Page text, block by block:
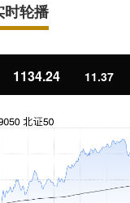
时轮播
1134.24 11.37